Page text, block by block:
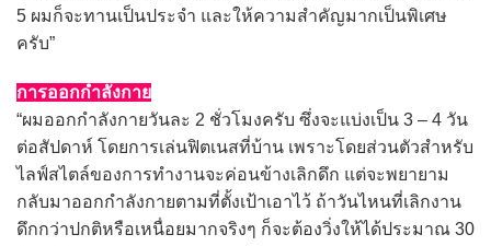
5 ผมก็จะทานเป็นประจำ และให้ความสำคัญมากเป็นพิเศษ
ครับ”
การออกกำลังกาย
“ผมออกกำลังกายวันละ 2 ชั่วโมงครับ ซึ่งจะแบ่งเป็น 3 – 4 วัน
ต่อสัปดาห์ โดยการเล่นฟิตเนสที่บ้าน เพราะโดยส่วนตัวสำหรับ
ไลฟ์สไตล์ของการทำงานจะค่อนข้างเลิกดึก แต่จะพยายาม
กลับมาออกกำลังกายตามที่ตั้งเป้าเอาไว้ ถ้าวันไหนที่เลิกงาน
ดึกกว่าปกติหรือเหนื่อยมากจริงๆ ก็จะต้องวิ่งให้ได้ประมาณ 30